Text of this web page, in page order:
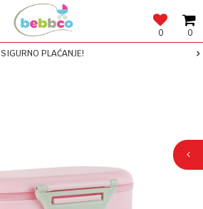
0
0
SIGURNO PLAĆANJE!